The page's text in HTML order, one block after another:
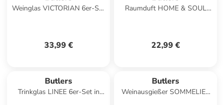
Weinglas VICTORIAN 6er-Set
33,99 €
Raumduft HOME & SOUL
22,99 €
Butlers
Trinkglas LINEE 6er-Set in
Butlers
Weinausgießer SOMMELIER